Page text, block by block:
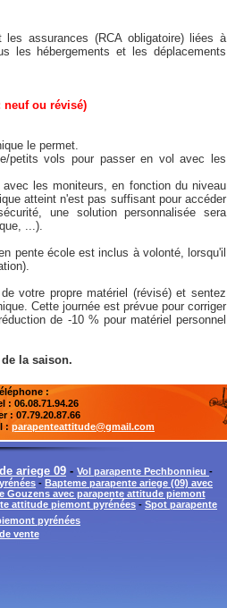
assurances (RCA obligatoire) liées à
les hébergements et les déplacements
neuf ou révisé)
le permet.
petits vols pour passer en vol avec les
les moniteurs, en fonction du niveau
atteint n'est pas suffisant pour accéder
une solution personnalisée sera
...).
pente école est inclus à volonté, lorsqu'il
votre propre matériel (révisé) et sentez
Cette journée est prévue pour corriger
de -10 % pour matériel personnel
la saison.
:
: 06.08.71.94.26
: 07.79.20.87.66
: parapenteattitude@gmail.com
ariege 09 - Vol parapente Pechbonnieu -
- Bapteme parapente ariege (09) avec
Gouzens avec parapente attitude piemont
attitude piemont pyrénées - Spot parapente
pyrénées
vente